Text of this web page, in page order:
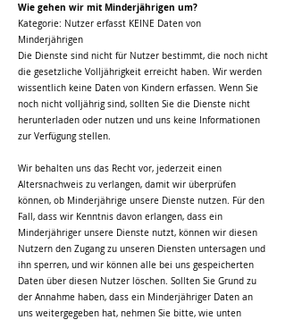
Wie gehen wir mit Minderjährigen um?
Kategorie: Nutzer erfasst KEINE Daten von
Minderjährigen
Die Dienste sind nicht für Nutzer bestimmt, die noch nicht
die gesetzliche Volljährigkeit erreicht haben. Wir werden
wissentlich keine Daten von Kindern erfassen. Wenn Sie
noch nicht volljährig sind, sollten Sie die Dienste nicht
herunterladen oder nutzen und uns keine Informationen
zur Verfügung stellen.
Wir behalten uns das Recht vor, jederzeit einen
Altersnachweis zu verlangen, damit wir überprüfen
können, ob Minderjährige unsere Dienste nutzen. Für den
Fall, dass wir Kenntnis davon erlangen, dass ein
Minderjähriger unsere Dienste nutzt, können wir diesen
Nutzern den Zugang zu unseren Diensten untersagen und
ihn sperren, und wir können alle bei uns gespeicherten
Daten über diesen Nutzer löschen. Sollten Sie Grund zu
der Annahme haben, dass ein Minderjähriger Daten an
uns weitergegeben hat, nehmen Sie bitte, wie unten